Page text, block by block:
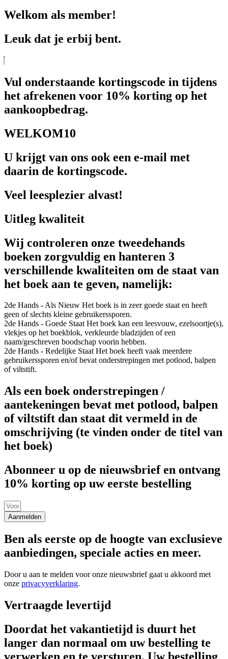
Welkom als member!
Leuk dat je erbij bent.
Vul onderstaande kortingscode in tijdens
het afrekenen voor 10% korting op het
aankoopbedrag.
WELKOM10
U krijgt van ons ook een e-mail met
daarin de kortingscode.
Veel leesplezier alvast!
Uitleg kwaliteit
Wij controleren onze tweedehands
boeken zorgvuldig en hanteren 3
verschillende kwaliteiten om de staat van
het boek aan te geven, namelijk:
2de Hands - Als Nieuw Het boek is in zeer goede staat en heeft
geen of slechts kleine gebruikerssporen.
2de Hands - Goede Staat Het boek kan een leesvouw, ezelsoortje(s),
vlekjes op het boekblok, verkleurde bladzijden of een
naam/geschreven boodschap voorin hebben.
2de Hands - Redelijke Staat Het boek heeft vaak meerdere
gebruikerssporen en/of bevat onderstrepingen met potlood, balpen
of viltstift.
Als een boek onderstrepingen /
aantekeningen bevat met potlood, balpen
of viltstift dan staat dit vermeld in de
omschrijving (te vinden onder de titel van
het boek)
Abonneer u op de nieuwsbrief en ontvang
10% korting op uw eerste bestelling
Aanmelden
Ben als eerste op de hoogte van exclusieve
aanbiedingen, speciale acties en meer.
Door u aan te melden voor onze nieuwsbrief gaat u akkoord met
onze privacyverklaring.
Vertraagde levertijd
Doordat het vakantietijd is duurt het
langer dan normaal om uw bestelling te
verwerken en te versturen. Uw bestelling